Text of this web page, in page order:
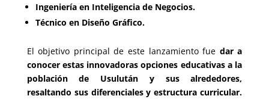
Ingeniería en Inteligencia de Negocios.
Técnico en Diseño Gráfico.
El objetivo principal de este lanzamiento fue dar a
conocer estas innovadoras opciones educativas a la
población de Usulután y sus alrededores,
resaltando sus diferenciales y estructura curricular.